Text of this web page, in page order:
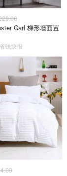
Carl 梯形墙面置
钱快报